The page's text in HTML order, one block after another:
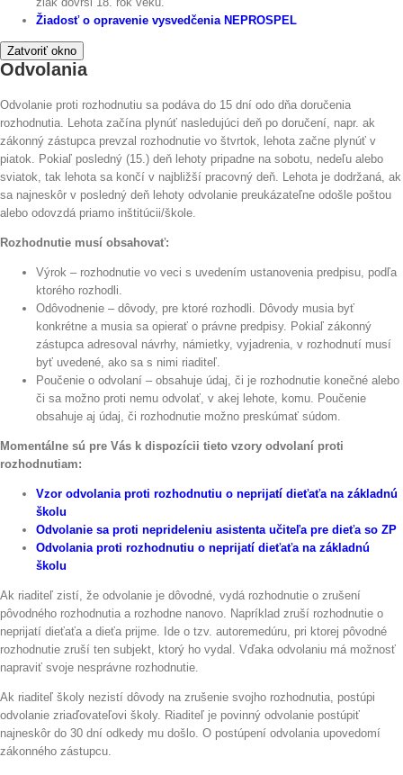
Žiadosť o opravenie vysvedčenia NEPROSPEL
Zatvoriť okno
Odvolania
Odvolanie proti rozhodnutiu sa podáva do 15 dní odo dňa doručenia
rozhodnutia. Lehota začína plynúť nasledujúci deň po doručení, napr. ak
zákonný zástupca prevzal rozhodnutie vo štvrtok, lehota začne plynúť v
piatok. Pokiaľ posledný (15.) deň lehoty pripadne na sobotu, nedeľu alebo
sviatok, tak lehota sa končí v najbližší pracovný deň. Lehota je dodržaná, ak
sa najneskôr v posledný deň lehoty odvolanie preukázateľne odošle poštou
alebo odovzdá priamo inštitúcii/škole.
Rozhodnutie musí obsahovať:
Výrok – rozhodnutie vo veci s uvedením ustanovenia predpisu, podľa
ktorého rozhodli.
Odôvodnenie – dôvody, pre ktoré rozhodli. Dôvody musia byť
konkrétne a musia sa opierať o právne predpisy. Pokiaľ zákonný
zástupca adresoval návrhy, námietky, vyjadrenia, v rozhodnutí musí
byť uvedené, ako sa s nimi riaditeľ.
Poučenie o odvolaní – obsahuje údaj, či je rozhodnutie konečné alebo
či sa možno proti nemu odvolať, v akej lehote, komu. Poučenie
obsahuje aj údaj, či rozhodnutie možno preskúmať súdom.
Momentálne sú pre Vás k dispozícii tieto vzory odvolaní proti
rozhodnutiam:
Vzor odvolania proti rozhodnutiu o neprijatí dieťaťa na základnú
školu
Odvolanie sa proti neprideleniu asistenta učiteľa pre dieťa so ZP
Odvolania proti rozhodnutiu o neprijatí dieťaťa na základnú
školu
Ak riaditeľ zistí, že odvolanie je dôvodné, vydá rozhodnutie o zrušení
pôvodného rozhodnutia a rozhodne nanovo. Napríklad zruší rozhodnutie o
neprijatí dieťaťa a dieťa prijme. Ide o tzv. autoremedúru, pri ktorej pôvodné
rozhodnutie zruší ten subjekt, ktorý ho vydal. Vďaka odvolaniu má možnosť
napraviť svoje nesprávne rozhodnutie.
Ak riaditeľ školy nezistí dôvody na zrušenie svojho rozhodnutia, postúpi
odvolanie zriaďovateľovi školy. Riaditeľ je povinný odvolanie postúpiť
najneskôr do 30 dní odkedy mu došlo. O postúpení odvolania upovedomí
zákonného zástupcu.